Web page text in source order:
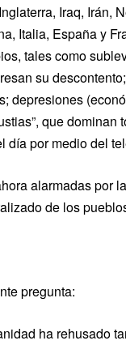
Iraq, Irán,
Italia, España y
tales como
su
depresiones
que
día por medio del
alarmadas por
de los
pregunta:
ha rehusado